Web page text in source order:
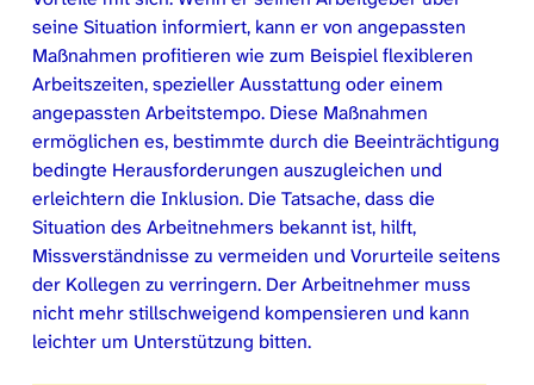
seine Situation informiert, kann er von angepassten
Maßnahmen profitieren wie zum Beispiel flexibleren
Arbeitszeiten, spezieller Ausstattung oder einem
angepassten Arbeitstempo. Diese Maßnahmen
ermöglichen es, bestimmte durch die Beeinträchtigung
bedingte Herausforderungen auszugleichen und
erleichtern die Inklusion. Die Tatsache, dass die
Situation des Arbeitnehmers bekannt ist, hilft,
Missverständnisse zu vermeiden und Vorurteile seitens
der Kollegen zu verringern. Der Arbeitnehmer muss
nicht mehr stillschweigend kompensieren und kann
leichter um Unterstützung bitten.